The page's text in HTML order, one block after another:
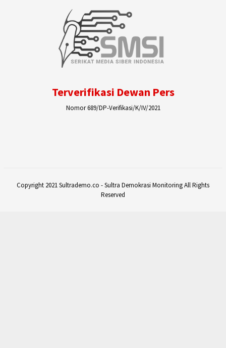
Terverifikasi Dewan Pers
Nomor 689/DP-Verifikasi/K/IV/2021
Copyright 2021 Sultrademo.co - Sultra Demokrasi Monitoring All Rights
Reserved